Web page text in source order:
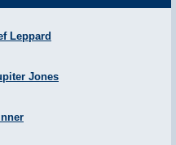
Leppard
Jones